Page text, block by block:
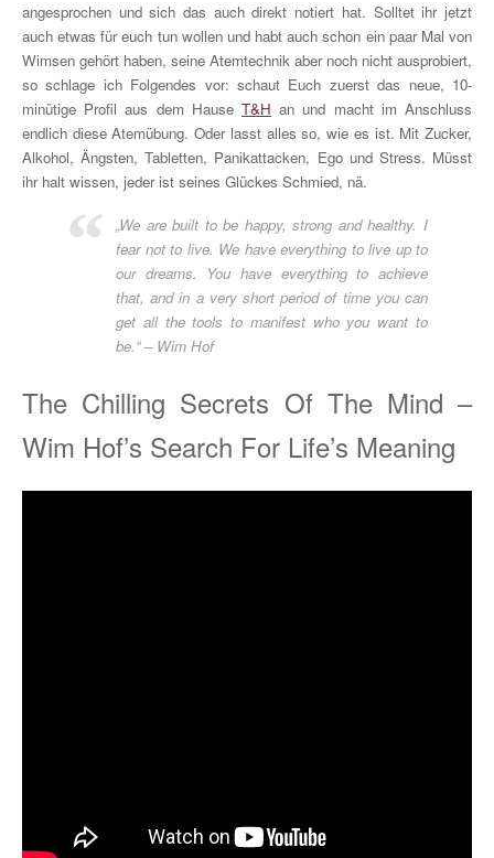
angesprochen und sich das auch direkt notiert hat. Solltet ihr jetzt
auch etwas für euch tun wollen und habt auch schon ein paar Mal von
Wimsen gehört haben, seine Atemtechnik aber noch nicht ausprobiert,
so schlage ich Folgendes vor: schaut Euch zuerst das neue, 10-
minütige Profil aus dem Hause T&H an und macht im Anschluss
endlich diese Atemübung. Oder lasst alles so, wie es ist. Mit Zucker,
Alkohol, Ängsten, Tabletten, Panikattacken, Ego und Stress. Müsst
ihr halt wissen, jeder ist seines Glückes Schmied, nä.
„We are built to be happy, strong and healthy. I
fear not to live. We have everything to live up to
our dreams. You have everything to achieve
that, and in a very short period of time you can
get all the tools to manifest who you want to
be.“ – Wim Hof
The Chilling Secrets Of The Mind –
Wim Hof’s Search For Life’s Meaning